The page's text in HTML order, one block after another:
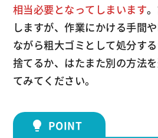
相当必要となってしまいます
しますが、作業にかける手間
ながら粗大ゴミとして処分す
捨てるか、はたまた別の方法
てみてください。